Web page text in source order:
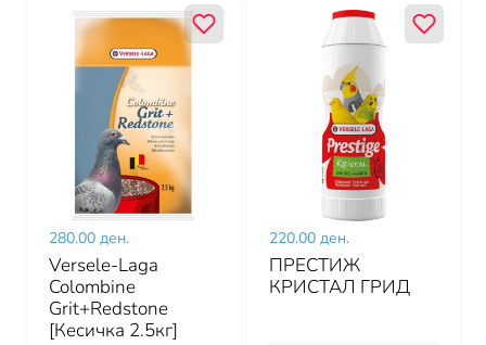
280.00 ден.
Versele-Laga
Colombine
Grit+Redstone
[Кесичка 2.5кг]
220.00 ден.
ПРЕСТИЖ
КРИСТАЛ ГРИД